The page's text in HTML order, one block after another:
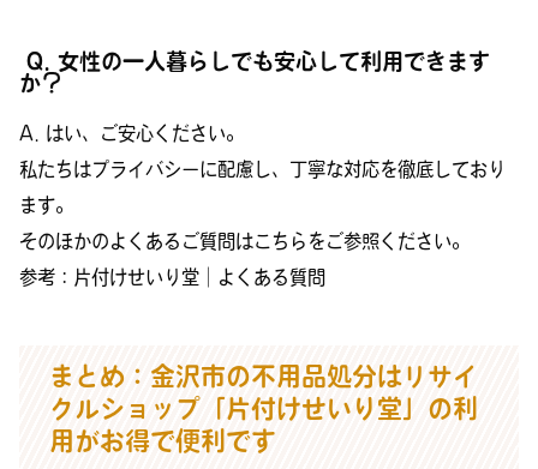
Q. 女性の一人暮らしでも安心して利用できます
か？
A. はい、ご安心ください。
私たちはプライバシーに配慮し、丁寧な対応を徹底しており
ます。
そのほかのよくあるご質問はこちらをご参照ください。
参考： 片付けせいり堂｜よくある質問
まとめ：金沢市の不用品処分はリサイ
クルショップ「片付けせいり堂」の利
用がお得で便利です